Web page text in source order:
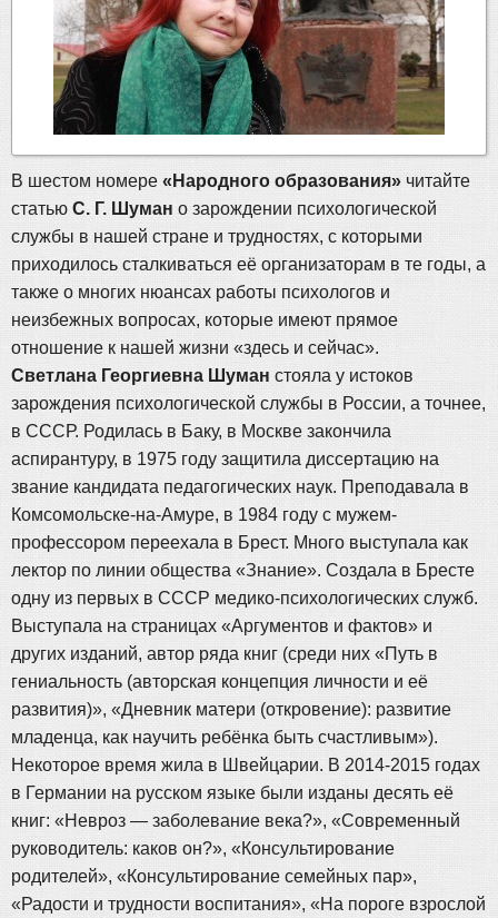
В шестом номере «Народного образования» читайте
статью С. Г. Шуман о зарождении психологической
службы в нашей стране и трудностях, с которыми
приходилось сталкиваться её организаторам в те годы, а
также о многих нюансах работы психологов и
неизбежных вопросах, которые имеют прямое
отношение к нашей жизни «здесь и сейчас».
Светлана Георгиевна Шуман стояла у истоков
зарождения психологической службы в России, а точнее,
в СССР. Родилась в Баку, в Москве закончила
аспирантуру, в 1975 году защитила диссертацию на
звание кандидата педагогических наук. Преподавала в
Комсомольске-на-Амуре, в 1984 году с мужем-
профессором переехала в Брест. Много выступала как
лектор по линии общества «Знание». Создала в Бресте
одну из первых в СССР медико-психологических служб.
Выступала на страницах «Аргументов и фактов» и
других изданий, автор ряда книг (среди них «Путь в
гениальность (авторская концепция личности и её
развития)», «Дневник матери (откровение): развитие
младенца, как научить ребёнка быть счастливым»).
Некоторое время жила в Швейцарии. В 2014-2015 годах
в Германии на русском языке были изданы десять её
книг: «Невроз — заболевание века?», «Современный
руководитель: каков он?», «Консультирование
родителей», «Консультирование семейных пар»,
«Радости и трудности воспитания», «На пороге взрослой